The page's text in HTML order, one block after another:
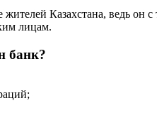
Казахстана, ведь он
лицам.
банк?